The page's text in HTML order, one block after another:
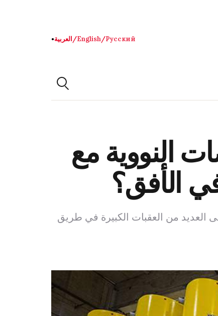
Русский
/
English
/العربية●
النووية مع
الأفق؟
العديد من العقبات الكبيرة في طريق